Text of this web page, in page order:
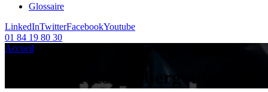
Glossaire
LinkedInTwitterFacebookYoutube
01 84 19 80 30
Accueil
Tag Archives: